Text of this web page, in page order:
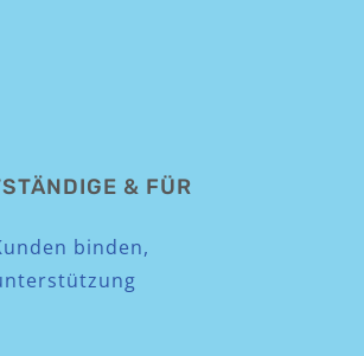
& FÜR
binden,